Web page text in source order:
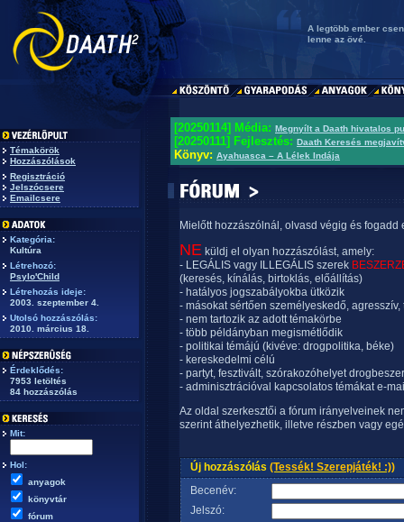
A legtöbb ember
lenne az övé.
Témakörök
Hozzászólások
Regisztráció
Jelszócsere
Emailcsere
Kategória:
Kultúra
Létrehozó:
Psylo'Child
Létrehozás ideje:
2003. szeptember 4.
Utolsó hozzászólás:
2010. március 18.
Érdeklődés:
7953 letöltés
84 hozzászólás
Mit:
Hol:
anyagok
könyvtár
fórum
[20250114] Média: Megnyílt a Daath hivatalos
[20250111] Fejlesztés: Daath Keresés
Könyv: Ayahuasca – A Lélek Indája
Mielőtt hozzászólnál, olvasd végig és fogadd
NE küldj el olyan hozzászólást, amely:
- LEGÁLIS vagy ILLEGÁLIS szerek
(keresés, kínálás, birtoklás, előállítás)
- hatályos jogszabályokba ütközik
- másokat sértően személyeskedő, agresszív,
- nem tartozik az adott témakörbe
- több példányban megismétlődik
- politikai témájú (kivéve: drogpolitika, béke)
- kereskedelmi célú
- partyt, fesztivált, szórakozóhelyet
- adminisztrációval kapcsolatos témákat e-
Az oldal szerkesztői a fórum irányelveinek
szerint áthelyezhetik, illetve részben vagy
Új hozzászólás (Tessék! Szerepjáték! :))
Becenév:
Jelszó: